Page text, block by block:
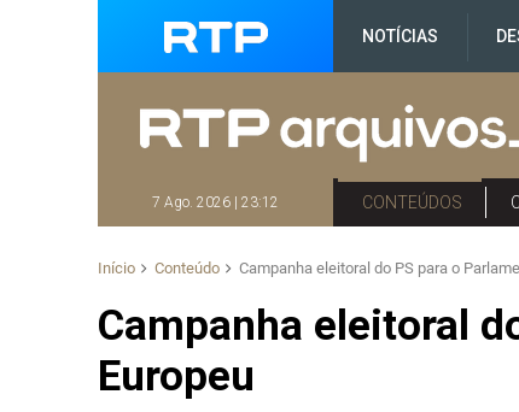
NOTÍCIAS
7 Ago. 2026 | 23:12 CONTEÚDOS
Início Conteúdo Campanha eleitoral do PS para o
Campanha eleitoral
Europeu